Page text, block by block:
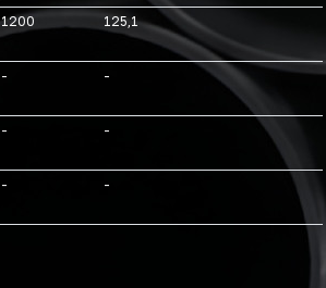
1200 125,1
- -
- -
- -